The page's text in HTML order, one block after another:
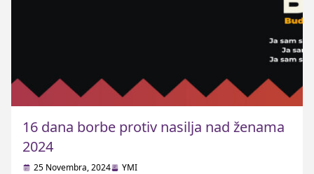
16 dana borbe protiv nasilja nad ženama
2024
25 Novembra, 2024 YMI